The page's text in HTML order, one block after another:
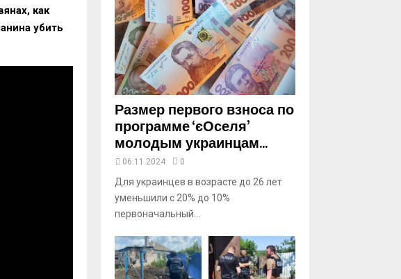
как
убить
y
u
u
b
eРазмер первого взноса по
программе ‘єОселя’
молодым украинцам...
06.11.2024 0
Для украинцев в возрасте до 26 лет
уменьшили с 20% до 10%
первоначальный...